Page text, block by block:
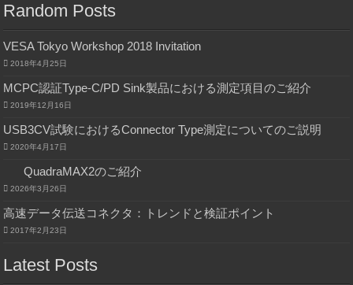
Random Posts
VESA Tokyo Workshop 2018 Invitation
2018年4月25日
MCPC認証Type-C/PD Sink製品における測定項目のご紹介
2019年12月16日
USB3CV試験におけるConnector Type測定についてのご説明
2020年4月17日
QuadraMAX2のご紹介
2026年3月26日
高速データ伝送コネクタ：トレンドと検証ポイント
2017年2月23日
Latest Posts